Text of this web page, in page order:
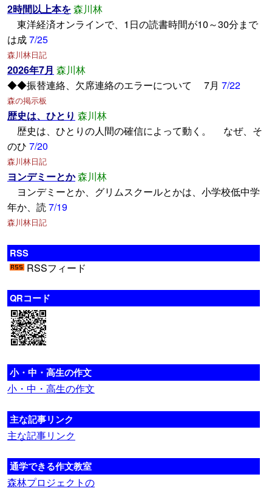
2時間以上本を森川林
東洋経済オンラインで、1日の読書時間が10～30分まで
は成7/25
森川林日記
2026年7月 森川林
◆◆振替連絡、欠席連絡のエラーについて 7月 7/22
森の掲示板
歴史は、ひとり 森川林
歴史は、ひとりの人間の確信によって動く。 なぜ、そ
のひ 7/20
森川林日記
ヨンデミーとか森川林
ヨンデミーとか、グリムスクールとかは、小学校低中学
年か、読7/19
森川林日記
RSS
RSSフィード
QRコード
小・中・高生の作文
小・中・高生の作文
主な記事リンク
主な記事リンク
通学できる作文教室
森林プロジェクトの